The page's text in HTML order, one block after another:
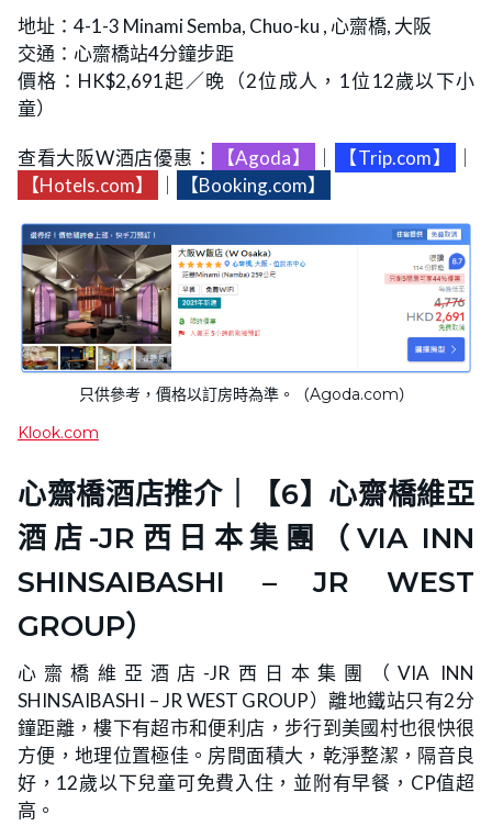
地址：4-1-3 Minami Semba, Chuo-ku , 心齋橋, 大阪
交通：心齋橋站4分鐘步距
價格：HK$2,691起／晚（2位成人，1位12歲以下小
童）
查看大阪W酒店優惠： 【Agoda】 【Trip.com】
【Hotels.com】
【Booking.com】
只供參考，價格以訂房時為準。（Agoda.com）
Klook.com
心齋橋酒店推介｜【6】心齋橋維亞
酒店-JR西日本集團（VIA INN
SHINSAIBASHI – JR WEST
GROUP）
心齋橋維亞酒店-JR西日本集團（VIA INN
SHINSAIBASHI – JR WEST GROUP）離地鐵站只有2分
鐘距離，樓下有超市和便利店，步行到美國村也很快很
方便，地理位置極佳。房間面積大，乾淨整潔，隔音良
好，12歲以下兒童可免費入住，並附有早餐，CP值超
高。